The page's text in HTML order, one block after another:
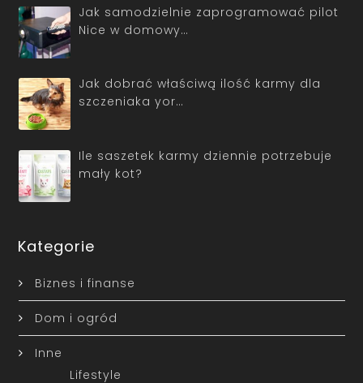
Jak samodzielnie zaprogramować pilot
Nice w domowy…
Jak dobrać właściwą ilość karmy dla
szczeniaka yor…
Ile saszetek karmy dziennie potrzebuje
mały kot?
Kategorie
Biznes i finanse
Dom i ogród
Inne
Lifestyle